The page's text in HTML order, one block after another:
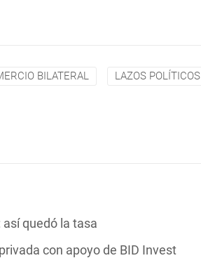
BILATERAL LAZOS POLÍTICOS
quedó la tasa
con apoyo de BID Invest